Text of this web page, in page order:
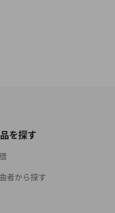
を探す
者から探す